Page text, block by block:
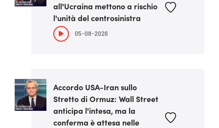
all'Ucraina mettono a rischio
l'unità del centrosinistra
05-08-2026
Accordo USA-Iran sullo
Stretto di Ormuz: Wall Street
anticipa l'intesa, ma la
conferma è attesa nelle